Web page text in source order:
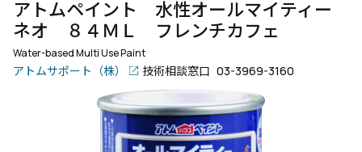
アトムペイント 水性オールマイティー
ネオ ８４ＭＬ フレンチカフェ
Water-based Multi Use Paint
アトムサポート（株） 技術相談窓口 03-3969-3160